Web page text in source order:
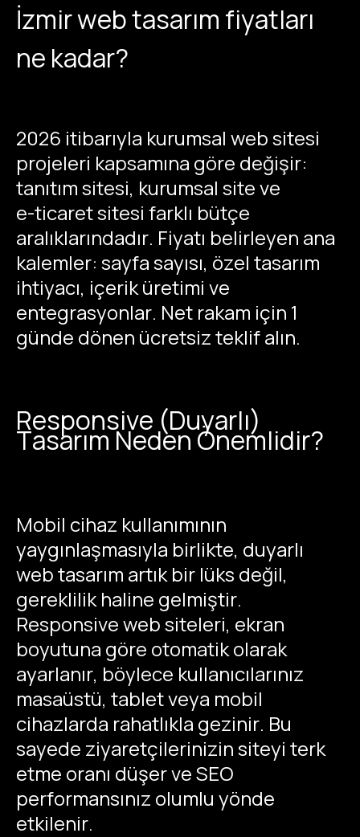
İzmir web tasarım fiyatları
ne kadar?
2026 itibarıyla kurumsal web sitesi
projeleri kapsamına göre değişir:
tanıtım sitesi, kurumsal site ve
e-ticaretsitesi farklı bütçe
aralıklarındadır. Fiyatı belirleyen ana
kalemler: sayfa sayısı, özel tasarım
ihtiyacı, içerik üretimi ve
entegrasyonlar. Net rakam için 1
günde dönen ücretsiz teklif alın.
Responsive (Duyarlı)
Tasarım Neden Önemlidir?
Mobil cihaz kullanımının
yaygınlaşmasıyla birlikte, duyarlı
web tasarım artık bir lüks değil,
gereklilik haline gelmiştir.
Responsive web siteleri, ekran
boyutuna göre otomatik olarak
ayarlanır, böylece kullanıcılarınız
masaüstü, tablet veya mobil
cihazlarda rahatlıkla gezinir. Bu
sayede ziyaretçilerinizin siteyi terk
etme oranı düşer ve SEO
performansınız olumlu yönde
etkilenir.